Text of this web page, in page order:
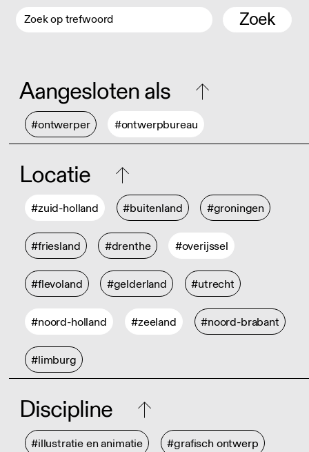
Zoek
Aangesloten als
#ontwerper #ontwerpbureau
Locatie
#zuid-holland #buitenland #groningen
#friesland #drenthe #overijssel
#flevoland #gelderland #utrecht
#noord-holland #zeeland #noord-brabant
#limburg
Discipline
#illustratie en animatie #grafisch ontwerp